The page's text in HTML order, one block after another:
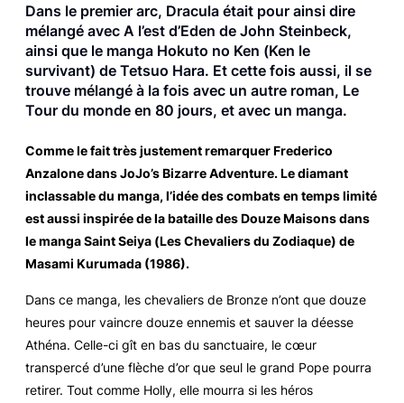
Dans le premier arc, Dracula était pour ainsi dire
mélangé avec A l’est d’Eden de John Steinbeck,
ainsi que le manga Hokuto no Ken (Ken le
survivant) de Tetsuo Hara. Et cette fois aussi, il se
trouve mélangé à la fois avec un autre roman, Le
Tour du monde en 80 jours, et avec un manga.
Comme le fait très justement remarquer Frederico
Anzalone dansJoJo’s Bizarre Adventure. Le diamant
inclassable du manga, l’idée des combats en temps limité
est aussi inspirée de la bataille des Douze Maisons dans
le mangaSaint Seiya (Les Chevaliers du Zodiaque) de
Masami Kurumada (1986).
Dans ce manga, les chevaliers de Bronze n’ont que douze
heures pour vaincre douze ennemis et sauver la déesse
Athéna. Celle-ci gît en bas du sanctuaire, le cœur
transpercé d’une flèche d’or que seul le grand Pope pourra
retirer. Tout comme Holly, elle mourra si les héros